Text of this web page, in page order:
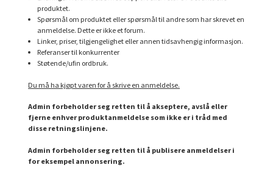
produktet.
Spørsmål om produktet eller spørsmål til andre som har skrevet en
anmeldelse. Dette er ikke et forum.
Linker, priser, tilgjengelighet eller annen tidsavhengig informasjon.
Referanser til konkurrenter
Støtende/ufin ordbruk.
Du må ha kjøpt varen for å skrive en anmeldelse.
Admin forbeholder seg retten til å akseptere, avslå eller
fjerne enhver produktanmeldelse som ikke er i tråd med
disse retningslinjene.
Admin forbeholder seg retten til å publisere anmeldelser i
for eksempel annonsering.